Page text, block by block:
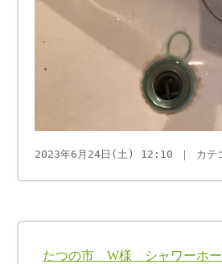
2023年6月24日(土) 12:10 ｜ カテ
たつの市 W様 シャワーホー